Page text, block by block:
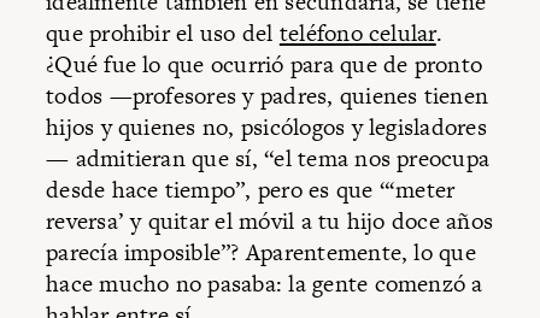
que prohibir el uso del teléfono celular.
¿Qué fue lo que ocurrió para que de pronto
todos —profesores y padres, quienes tienen
hijos y quienes no, psicólogos y legisladores
— admitieran que sí, “el tema nos preocupa
desde hace tiempo”, pero es que “‘meter
reversa’ y quitar el móvil a tu hijo doce años
parecía imposible”? Aparentemente, lo que
hace mucho no pasaba: la gente comenzó a